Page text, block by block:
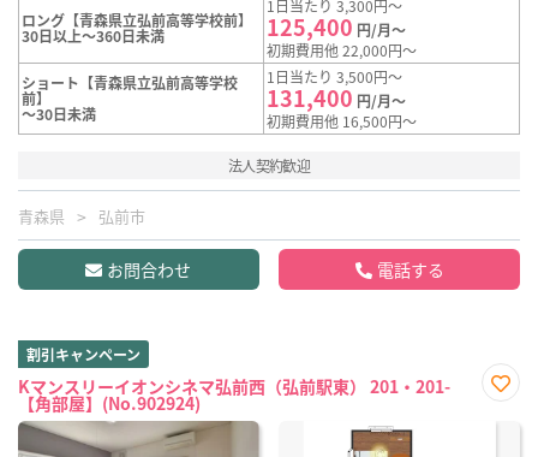
ロング【青森県立弘前高等学校前】
30日以上～360日未満
1日当たり 3,300円～
125,400 円/月～
初期費用他 22,000円～
ショート【青森県立弘前高等学校
前】
～30日未満
1日当たり 3,500円～
131,400 円/月～
初期費用他 16,500円～
法人契約歓迎
青森県 弘前市
お問合わせ 電話する
割引キャンペーン
Kマンスリーイオンシネマ弘前西（弘前駅東） 201・201-
【角部屋】(No.902924)
に入